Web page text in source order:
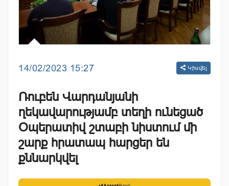
14/02/2023 15:27 Կիսվել
Ռուբեն Վարդանյանի
ղեկավարությամբ տեղի ունեցած
Օպերատիվ շտաբի նիստում մի
շարք հրատապ հարցեր են
քննարկվել